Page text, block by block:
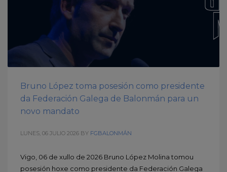
Bruno López toma posesión como presidente
da Federación Galega de Balonmán para un
novo mandato
LUNES, 06 JULIO 2026 BY FGBALONMÁN
Vigo, 06 de xullo de 2026 Bruno López Molina tomou
posesión hoxe como presidente da Federación Galega